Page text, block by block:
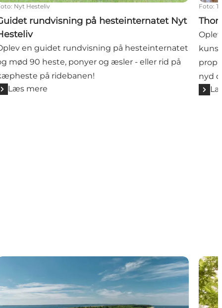
: Nyt Hesteliv
rundvisning på hesteinternatet Nyt
en guidet rundvisning på hesteinternatet
mød 90 heste, ponyer og æsler - eller rid på
på ridebanen!
Læs mere
Foto:
nyd